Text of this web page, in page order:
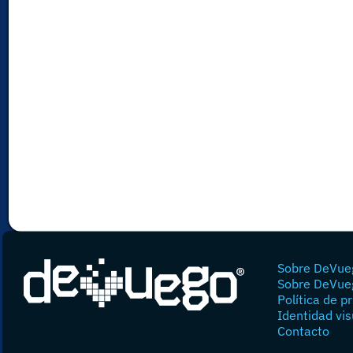
Sobre
Sobre
Política de
Identidad
Contacto